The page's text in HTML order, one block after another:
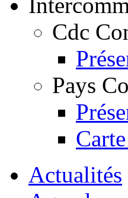
Cdc
Pays
Actualités